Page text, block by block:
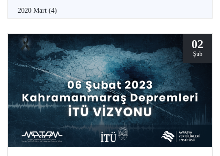
2020 Mart (4)
02
Şub